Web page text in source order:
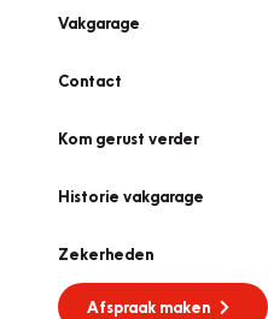
Vakgarage
Contact
Kom gerust verder
Historie vakgarage
Zekerheden
Afspraak maken